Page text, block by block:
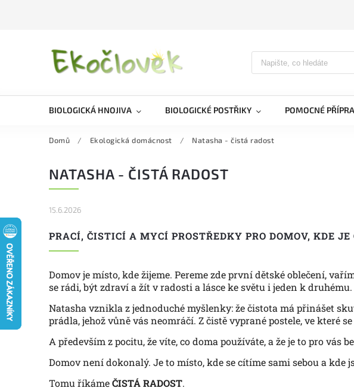
BIOLOGICKÁ HNOJIVA BIOLOGICKÉ POSTŘIKY POMOCNÉ
Domů / Ekologická domácnost / Natasha - čistá radost
NATASHA - ČISTÁ RADOST
15.6.2026
PRACÍ, ČISTICÍ A MYCÍ PROSTŘEDKY PRO DOMOV, KDE JE
Domov je místo, kde žijeme. Pereme zde první dětské oblečení,
se rádi, být zdraví a žít v radosti a lásce ke světu i jeden k
Natasha vznikla z jednoduché myšlenky: že čistota má přinášet
prádla, jehož vůně vás neomráčí. Z čistě vyprané postele, ve které
A především z pocitu, že víte, co doma používáte, a že je to pro vás
Domov není dokonalý. Je to místo, kde se cítíme sami sebou a kde
Tomu říkámeČISTÁ RADOST.